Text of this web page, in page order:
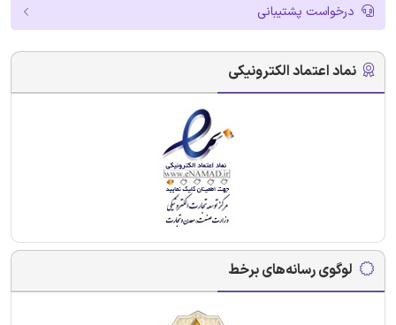
درخواست پشتیبانی
نماد اعتماد الکترونیکی
لوگوی رسانه‌های برخط